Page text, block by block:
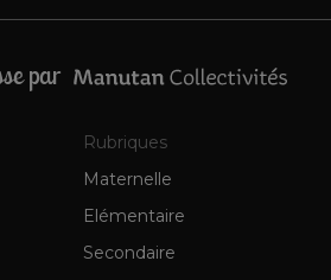
par
Rubriques
Maternelle
Elémentaire
Secondaire